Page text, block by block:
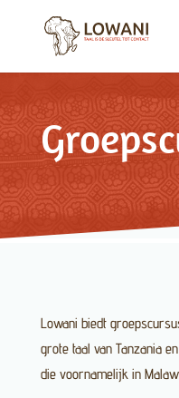
Lowani biedt
grote taal van Tanzania
die voornamelijk in